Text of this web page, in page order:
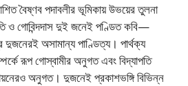
বৈষ্ণব পদাবলীর ভূমিকায় উভয়ের তুলনা
ও গোবিন্দদাস দুই জনেই পণ্ডিত কবি—
দুজনেরই অসামান্য পাণ্ডিত্য। পার্থক্য
রূপ গোস্বামীর অনুগত এবং বিদ্যাপতি
অনুগত। দুজনেই প্রকাশভঙ্গি বিভিন্ন